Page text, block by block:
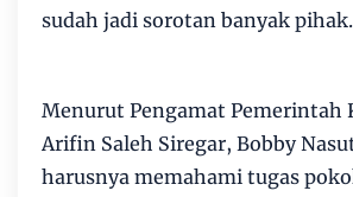
sudah jadi sorotan banyak pihak.
Menurut Pengamat Pemerintah
Arifin Saleh Siregar, Bobby
harusnya memahami tugas